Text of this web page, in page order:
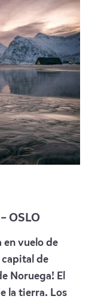
OSLO
en vuelo de
capital de
Noruega! El
la tierra. Los